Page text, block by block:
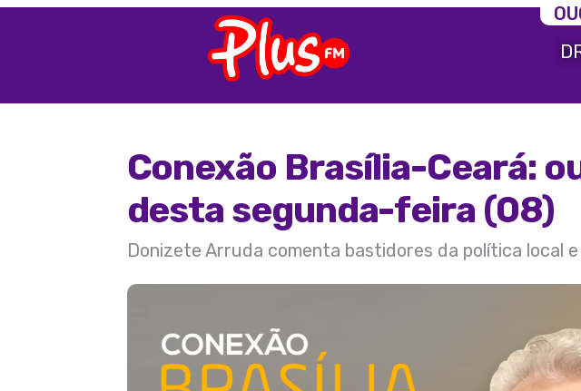
Conexão Brasília-Ceará:
desta segunda-feira (08)
Donizete Arruda comenta bastidores da política local e